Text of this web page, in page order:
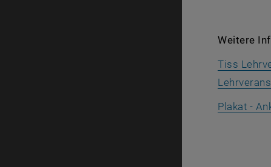
Weitere
Tiss
Plakat -